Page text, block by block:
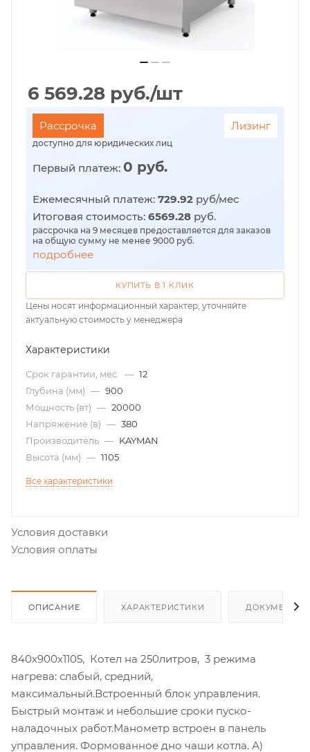
6 569.28 руб./шт
Рассрочка Лизинг
доступно для юридических лиц
Первый платеж: 0 руб.
Ежемесячный платеж: 729.92 руб/мес
Итоговая стоимость: 6569.28 руб.
рассрочка на 9 месяцев предоставляется для заказов
на общую сумму не менее 9000 руб.
подробнее
КУПИТЬ В 1 КЛИК
Цены носят информационный характер, уточняйте
актуальную стоимость у менеджера
Характеристики
Срок гарантии, мес. — 12
Глубина (мм) — 900
Мощность (вт) — 20000
Напряжение (в) — 380
Производитель — KAYMAN
Высота (мм) — 1105
Все характеристики
Условия доставки
Условия оплаты
ОПИСАНИЕ ХАРАКТЕРИСТИКИ ДОКУМЕНТЫ
840х900х1105, Котел на 250литров, 3 режима
нагрева: слабый, средний,
максимальный.Встроенный блок управления.
Быстрый монтаж и небольшие сроки пуско-
наладочных работ.Манометр встроен в панель
управления. Формованное дно чаши котла. А)